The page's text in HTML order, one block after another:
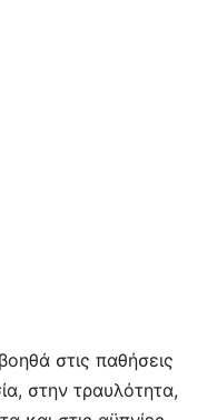
στις παθήσεις
στην τραυλότητα,